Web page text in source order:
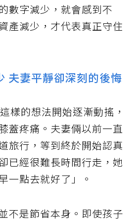
數字減少，就會感到不
產減少，才代表真正守住
夫妻平靜卻深刻的後悔
樣的想法開始逐漸動搖，
蓋疼痛。夫妻倆以前一直
旅行，等到終於開始認真
已經很難長時間行走，她
一點去就好了」。
不是節省本身。即使孩子